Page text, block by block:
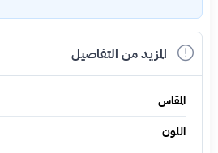
المزيد من التفاصيل
المقاس
اللون